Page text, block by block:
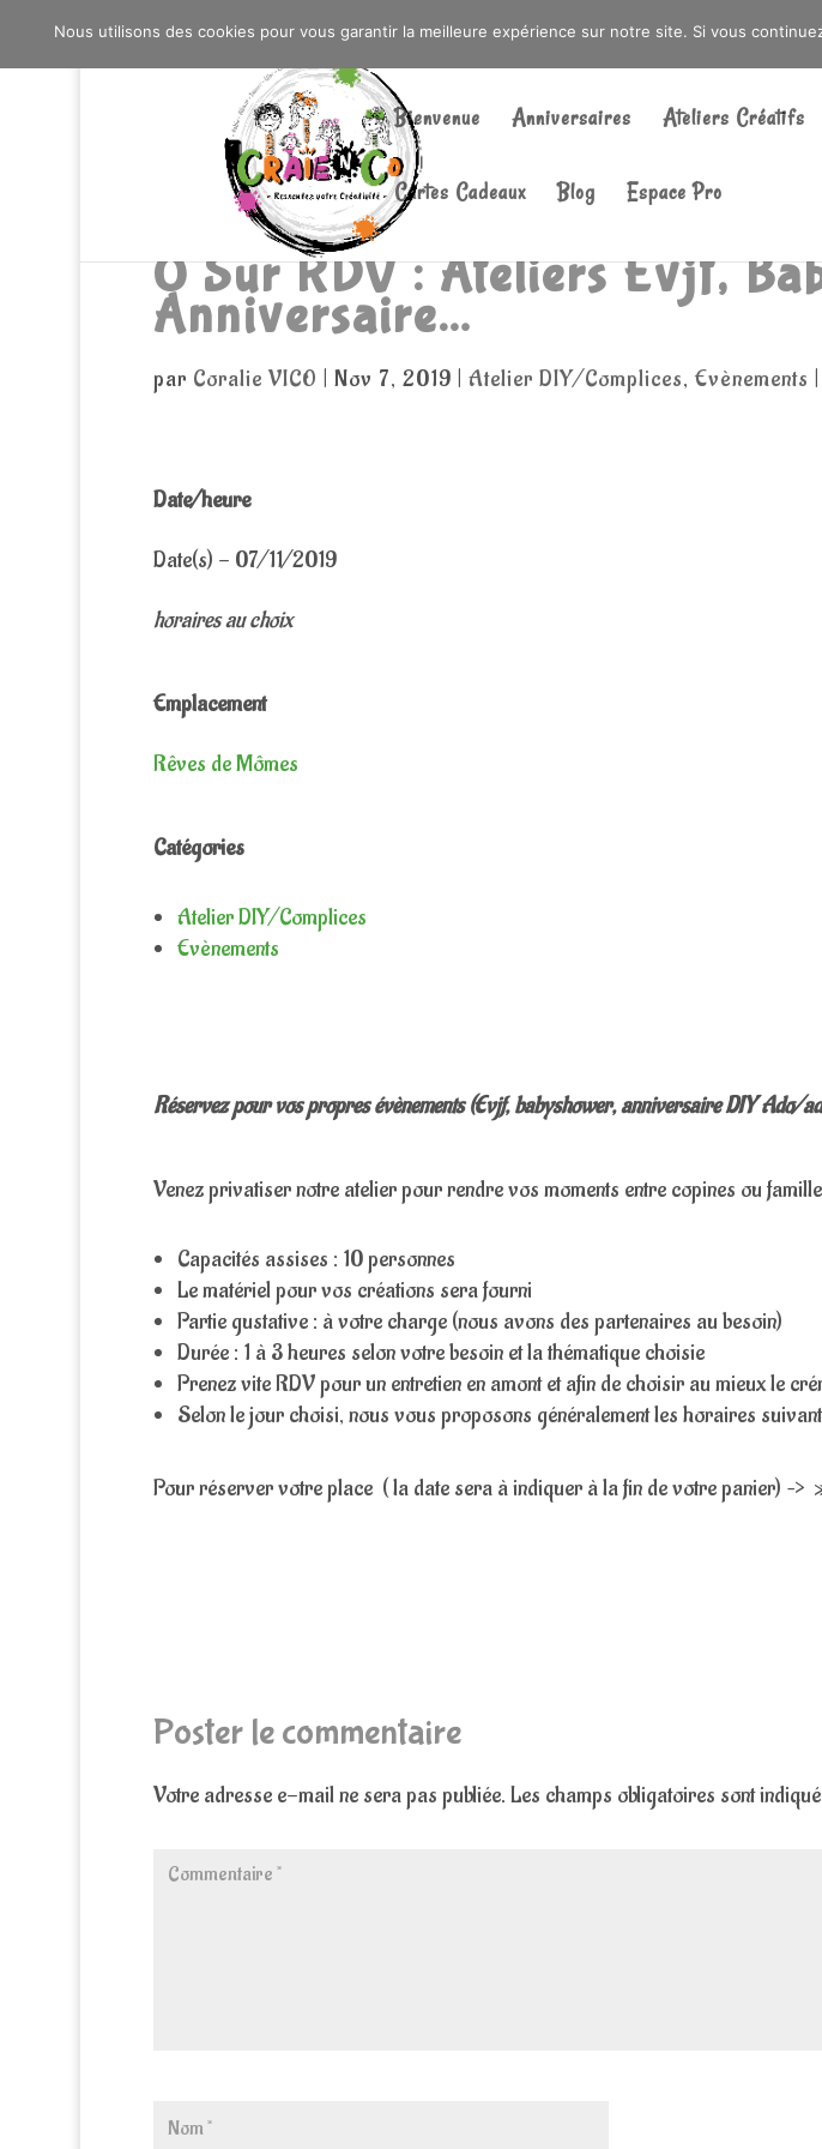
0603176412 - RDV CHEZ SO WATT À SAINT ANDRÉ OU DANS LA MÉTROPOLE
Bienvenue Anniversaires Ateliers Créatifs
Cartes Cadeaux Blog Espace Pro
0 Sur RDV : Ateliers Evjf,
Anniversaire…
par Coralie VICO | Nov 7, 2019 | Atelier DIY/Complices, Evènements |
Date/heure
Date(s) - 07/11/2019
horaires au choix
Emplacement
Rêves de Mômes
Catégories
Atelier DIY/Complices
Evènements
Réservez pour vos propres évènements (Evjf, babyshower, anniversaire DIY Ado/
Venez privatiser notre atelier pour rendre vos moments entre copines ou
Capacités assises : 10 personnes
Le matériel pour vos créations sera fourni
Partie gustative : à votre charge (nous avons des partenaires au besoin)
Durée : 1 à 3 heures selon votre besoin et la thématique choisie
Prenez vite RDV pour un entretien en amont et afin de choisir au mieux le
Selon le jour choisi, nous vous proposons généralement les horaires
Pour réserver votre place ( la date sera à indiquer à la fin de votre panier) –>
Poster le commentaire
Votre adresse e-mail ne sera pas publiée. Les champs obligatoires sont
Nous utilisons des cookies pour vous garantir la meilleure expérience sur notre site. Si vous